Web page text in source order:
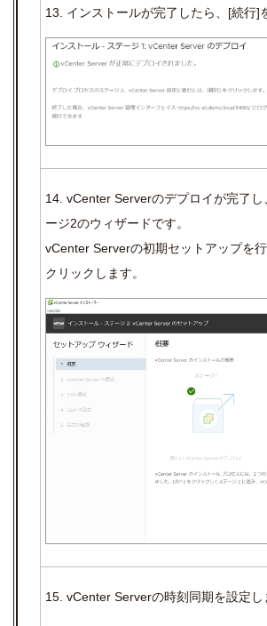
13. インストールが完了したら、 [続行]
14. vCenter Serverのデプロイが完了し
ージ2のウィザードです。
vCenter Serverの初期セットアップを行
クリックします。
15. vCenter Serverの時刻同期を設定し